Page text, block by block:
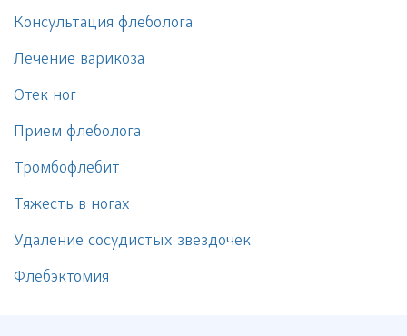
Консультация флеболога
Лечение варикоза
Отек ног
Прием флеболога
Тромбофлебит
Тяжесть в ногах
Удаление сосудистых звездочек
Флебэктомия